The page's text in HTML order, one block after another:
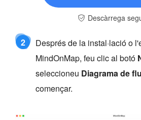
Descàrrega
2
Després de la instal·lació o
MindOnMap, feu clic al botó
seleccioneu Diagrama de
començar.